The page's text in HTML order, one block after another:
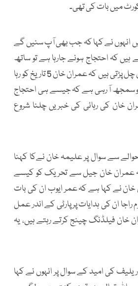
میں بات کی تھی۔
انہوں نے کہا کہ جب بھی آپ سنیں گے
کہ احتجاج ہونے جارہا ہے تو ساتھ
ہی میڈیا پر خوشخبریاں چل پڑتی ہیں کہ عمران خان 5 تاریخ کو رہا
سمجھ آ رہی ہے کہ جیسے ہی احتجاج
خان کی رہائی کی خبریں چلنا شروع
سے سوال پر علیمہ خان نےکا کہنا
عمران خان جیل سے تحریک کو کیسے
نے کہا ہے کہ عمر ایوب ان کی بات
ان کی ہدایات پر پارٹی کے اندر عمل
خان فیلڈنگ چینج کرتے رہتے ہیں، یہ
کی امید کے سوال پر انہوں نے کہا